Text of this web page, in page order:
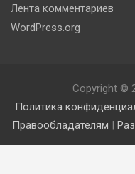
Лента комментариев
WordPress.org
Copyright ©
Политика
Правообладателям |